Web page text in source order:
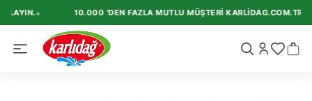
• 10.000 'DEN FAZLA MUTLU MÜŞTERI KARLIDAG.COM.TR'I